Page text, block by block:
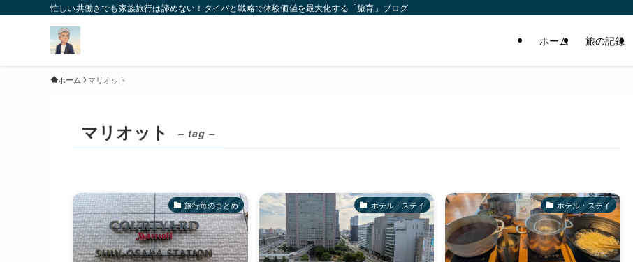
忙しい共働きでも家族旅行は諦めない！タイパと戦略で体験価値を最大化する「旅育」ブログ
ホーム 旅の記録
ホーム マリオット
マリオット – tag –
旅行毎のまとめ ホテル・ステイ ホテル・ステイ